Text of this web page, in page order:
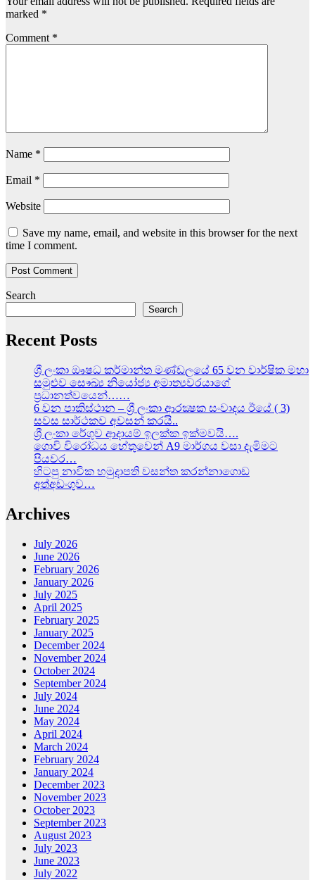
marked *
Comment *
Name *
Email *
Website
Save my name, email, and website in this browser for the next
time I comment.
Search
Search
Recent Posts
ශ්‍රී ලංකා ඖෂධ කර්මාන්ත මණ්ඩලයේ 65 වන වාර්ෂික මහා
සමුළුව සෞඛ්‍ය නියෝජ්‍ය අමාත්‍යවරයාගේ
ප්‍රධානත්වයෙන්……
6 වන පාකිස්ථාන – ශ්‍රී ලංකා ආරක්‍ෂක සංවාදය ඊයේ ( 3)
සවස සාර්ථකව අවසන් කරයි..
ශ්‍රී ලංකා රේගුව ආදායම් ඉලක්ක ඉක්මවයි….
ගොවි විරෝධය හේතුවෙන් A9 මාර්ගය වසා දැමිමට
පියවර…
හිටපු නාවික හමුදාපති වසන්ත කරන්නාගොඩ
අත්අඩංගුව…
Archives
July 2026
June 2026
February 2026
January 2026
July 2025
April 2025
February 2025
January 2025
December 2024
November 2024
October 2024
September 2024
July 2024
June 2024
May 2024
April 2024
March 2024
February 2024
January 2024
December 2023
November 2023
October 2023
September 2023
August 2023
July 2023
June 2023
July 2022